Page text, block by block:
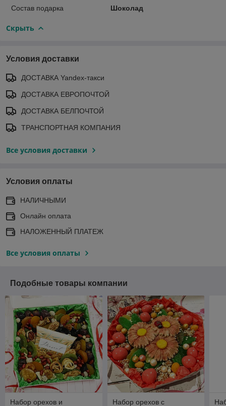
Состав подарка Шоколад
Скрыть
Условия доставки
ДОСТАВКА Yandex-такси
ДОСТАВКА ЕВРОПОЧТОЙ
ДОСТАВКА БЕЛПОЧТОЙ
ТРАНСПОРТНАЯ КОМПАНИЯ
Все условия доставки
Условия оплаты
НАЛИЧНЫМИ
Онлайн оплата
НАЛОЖЕННЫЙ ПЛАТЕЖ
Все условия оплаты
Подобные товары компании
Набор орехов и
Набор орехов с